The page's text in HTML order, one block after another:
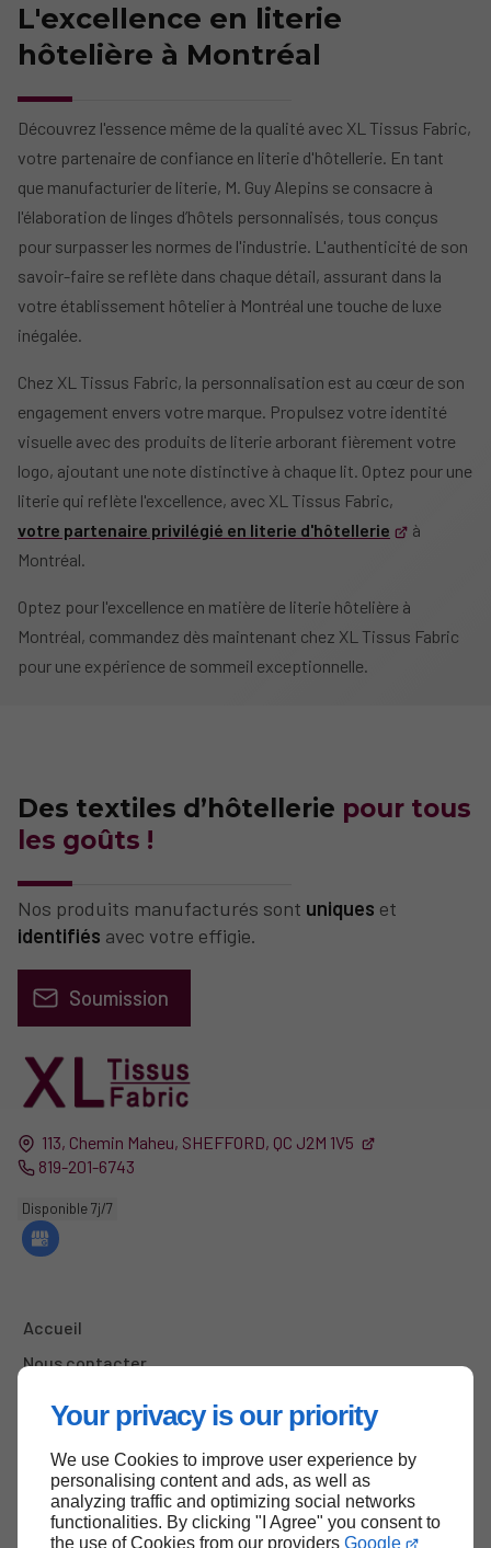
Your privacy is our priority
We use Cookies to improve user experience by
personalising content and ads, as well as
analyzing traffic and optimizing social networks
functionalities. By clicking "I Agree" you consent to
the use of Cookies from our providers Google
L'excellence en literie
hôtelière à Montréal
Découvrez l'essence même de la qualité avec XL Tissus Fabric,
votre partenaire de confiance en literie d'hôtellerie. En tant
que manufacturier de literie, M. Guy Alepins se consacre à
l'élaboration de linges d’hôtels personnalisés, tous conçus
pour surpasser les normes de l'industrie. L'authenticité de son
savoir-faire se reflète dans chaque détail, assurant dans la
votre établissement hôtelier à Montréal une touche de luxe
inégalée.
Chez XL Tissus Fabric, la personnalisation est au cœur de son
engagement envers votre marque. Propulsez votre identité
visuelle avec des produits de literie arborant fièrement votre
logo, ajoutant une note distinctive à chaque lit. Optez pour une
literie qui reflète l'excellence, avec XL Tissus Fabric,
votre partenaire privilégié en literie d'hôtellerie
à
Montréal.
Optez pour l'excellence en matière de literie hôtelière à
Montréal, commandez dès maintenant chez XL Tissus Fabric
pour une expérience de sommeil exceptionnelle.
113, Chemin Maheu, SHEFFORD, QC J2M 1V5
819-201-6743
Disponible 7j/7
Accueil
Nous contacter
Plan du site
Des textiles d’hôtellerie pour tous
les goûts !
Nos produits manufacturés sont uniques et
identifiés avec votre effigie.
Soumission
Haut de page